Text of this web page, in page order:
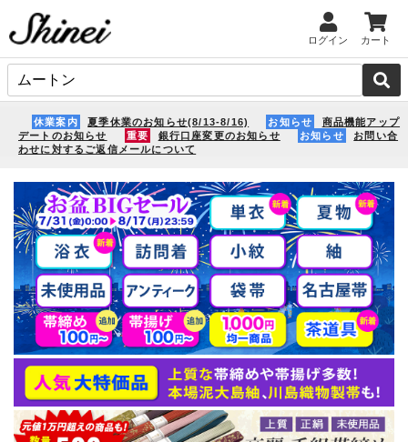
ログイン カート
休業案内 夏季休業のお知らせ(8/13-8/16) お知らせ
商品機能アップ
デートのお知らせ
重要 銀行口座変更のお知らせ お知らせ
お問い合
わせに対するご返信メールについて